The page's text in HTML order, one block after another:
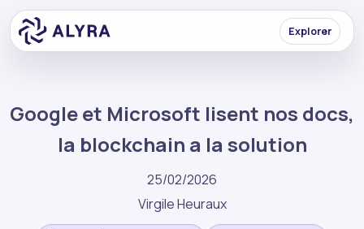
Explorer
Google et Microsoft lisent nos docs,
la blockchain a la solution
25/02/2026
Virgile Heuraux